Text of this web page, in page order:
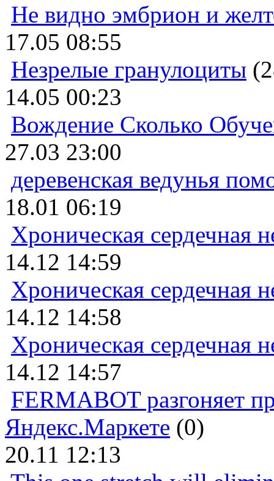
Не видно эмбрион и
17.05 08:55
Незрелые гранулоциты
14.05 00:23
Вождение Сколько
27.03 23:00
деревенская ведунья
18.01 06:19
Хроническая сердечная
14.12 14:59
Хроническая сердечная
14.12 14:58
Хроническая сердечная
14.12 14:57
FERMABOT разгоняет
Яндекс.Маркете (0)
20.11 12:13